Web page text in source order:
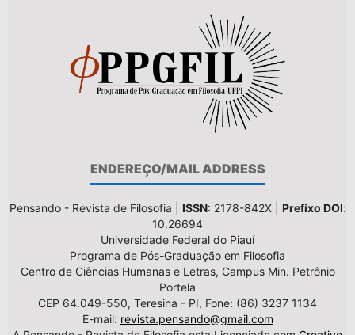
ENDEREÇO/MAIL ADDRESS
Pensando - Revista de Filosofia | ISSN: 2178-842X | Prefixo DOI:
10.26694
Universidade Federal do Piauí
Programa de Pós-Graduação em Filosofia
Centro de Ciências Humanas e Letras, Campus Min. Petrônio
Portela
CEP 64.049-550, Teresina - PI, Fone: (86) 3237 1134
E-mail: revista.pensando@gmail.com